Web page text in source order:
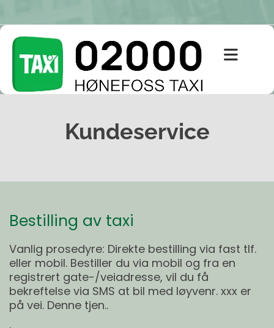
Kundeservice
Bestilling av taxi
Vanlig prosedyre: Direkte bestilling via fast tlf.
eller mobil. Bestiller du via mobil og fra en
registrert gate-/veiadresse, vil du få
bekreftelse via SMS at bil med løyvenr. xxx er
på vei. Denne tjen..